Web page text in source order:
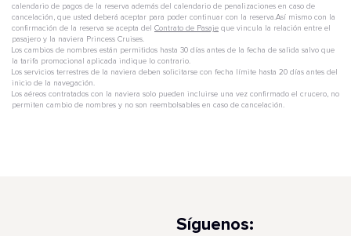
calendario de pagos de la reserva además del calendario de penalizaciones en caso de
cancelación, que usted deberá aceptar para poder continuar con la reserva.Así mismo con la
confirmación de la reserva se acepta del Contrato de Pasaje que vincula la relación entre el
pasajero y la naviera Princess Cruises.
Los cambios de nombres están permitidos hasta 30 días antes de la fecha de salida salvo que
la tarifa promocional aplicada indique lo contrario.
Los servicios terrestres de la naviera deben solicitarse con fecha límite hasta 20 días antes del
inicio de la navegación.
Los aéreos contratados con la naviera solo pueden incluirse una vez confirmado el crucero, no
permiten cambio de nombres y no son reembolsables en caso de cancelación.
Síguenos: